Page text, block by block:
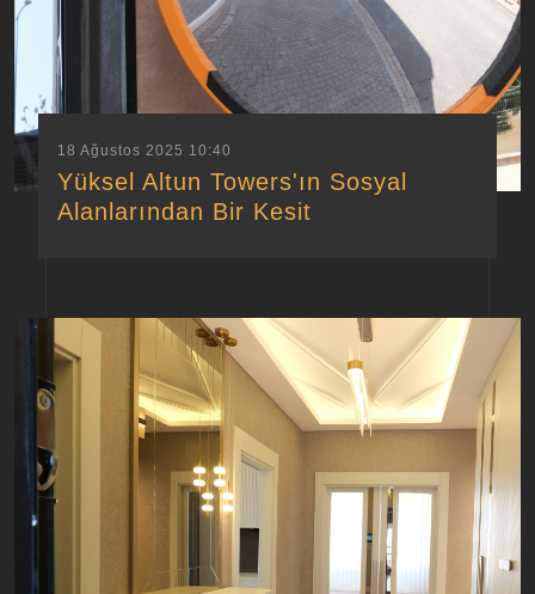
18 Ağustos 2025 10:40
Yüksel Altun Towers'ın Sosyal
Alanlarından Bir Kesit